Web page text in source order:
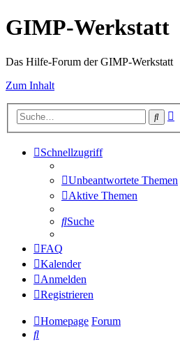
GIMP-Werkstatt
Das Hilfe-Forum der GIMP-Werkstatt
Zum Inhalt
Suche
Schnellzugriff
Unbeantwortete Themen
Aktive Themen
Suche
FAQ
Kalender
Anmelden
Registrieren
Homepage Forum
Suche